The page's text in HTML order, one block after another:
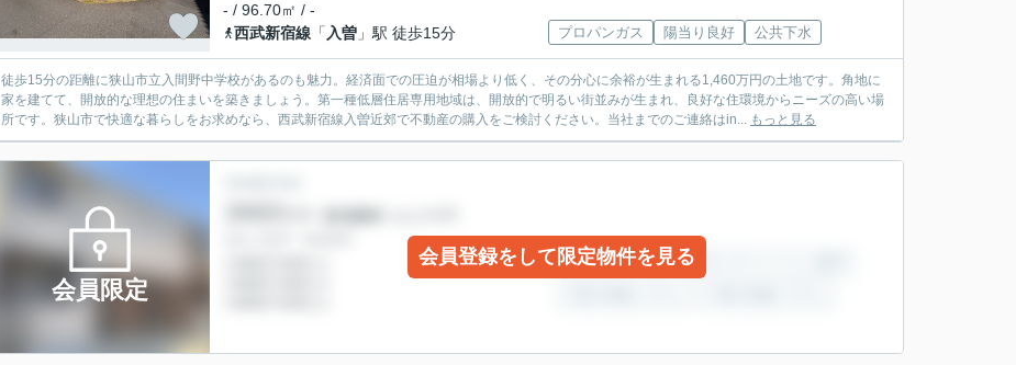
- / 96.70㎡ / -
西武新宿線 「 入曽 」駅 徒歩15分 プロパンガス 陽当り良好 公共下水
徒歩15分の距離に狭山市立入間野中学校があるのも魅力。経済面での圧迫が相場より低く、その分心に余裕が生まれる1,460万円の土地です。角地に
家を建てて、開放的な理想の住まいを築きましょう。第一種低層住居専用地域は、開放的で明るい街並みが生まれ、良好な住環境からニーズの高い場
所です。狭山市で快適な暮らしをお求めなら、西武新宿線入曽近郊で不動産の購入をご検討ください。当社までのご連絡はin... もっと見る
会員限定
会員登録をして限定物件を見る